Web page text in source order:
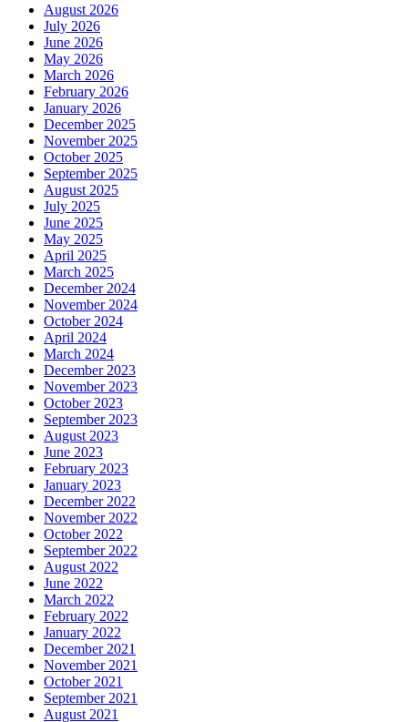
August 2026
July 2026
June 2026
May 2026
March 2026
February 2026
January 2026
December 2025
November 2025
October 2025
September 2025
August 2025
July 2025
June 2025
May 2025
April 2025
March 2025
December 2024
November 2024
October 2024
April 2024
March 2024
December 2023
November 2023
October 2023
September 2023
August 2023
June 2023
February 2023
January 2023
December 2022
November 2022
October 2022
September 2022
August 2022
June 2022
March 2022
February 2022
January 2022
December 2021
November 2021
October 2021
September 2021
August 2021